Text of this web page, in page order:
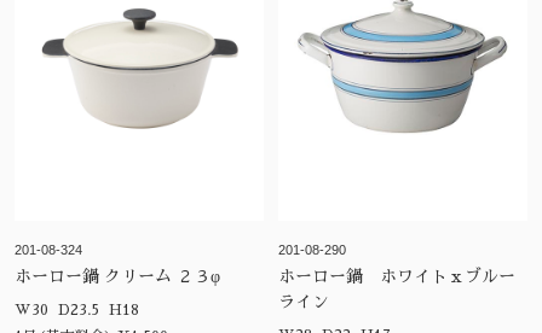
201-08-324
ホーロー鍋 クリーム ２３φ
W30 D23.5 H18
201-08-290
ホーロー鍋 ホワイトｘブルー
ライン